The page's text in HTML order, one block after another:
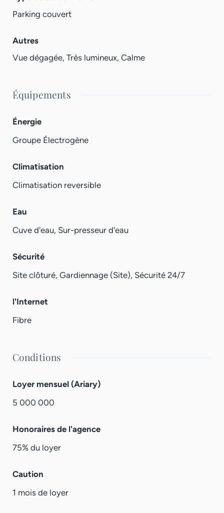
Parking couvert
Autres
Vue dégagée, Très lumineux, Calme
Équipements
Énergie
Groupe Électrogène
Climatisation
Climatisation reversible
Eau
Cuve d'eau, Sur-presseur d'eau
Sécurité
Site clôturé, Gardiennage (Site), Sécurité 24/7
l'Internet
Fibre
Conditions
Loyer mensuel (Ariary)
5 000 000
Honoraires de l'agence
75% du loyer
Caution
1 mois de loyer